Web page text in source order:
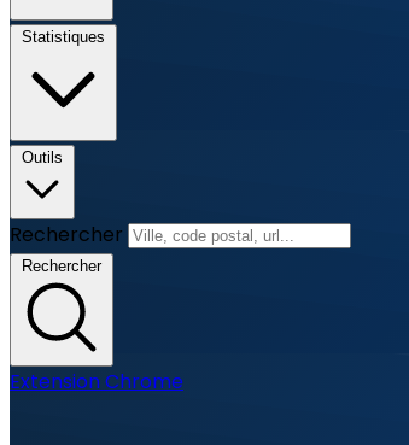
Statistiques
Outils
Rechercher
Rechercher
Extension Chrome